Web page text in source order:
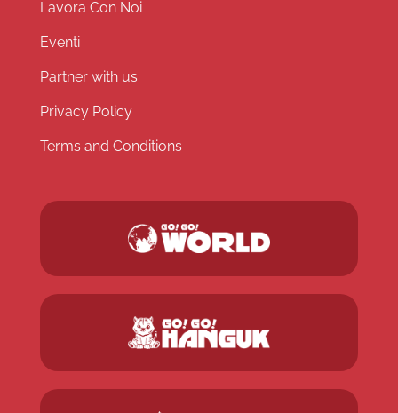
Lavora Con Noi
Eventi
Partner with us
Privacy Policy
Terms and Conditions